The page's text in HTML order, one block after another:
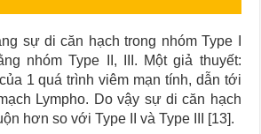
sự di căn hạch trong nhóm Type I
nhóm Type II, III. Một giả thuyết:
1 quá trình viêm mạn tính, dẫn tới
Lympho. Do vậy sự di căn hạch
hơn so với Type II và Type III [13].